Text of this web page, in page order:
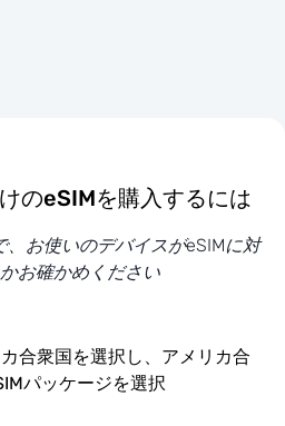
のeSIMを購入するには
、お使いのデバイスがeSIMに対
お確かめください
合衆国を選択し、アメリカ合
パッケージを選択